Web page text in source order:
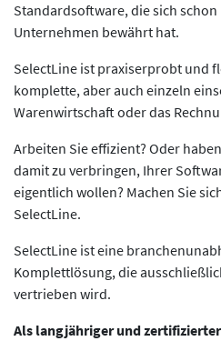
Standardsoftware, die sich
Unternehmen bewährt hat.
SelectLine ist praxiserprobt und
komplette, aber auch einzeln
Warenwirtschaft oder das
Arbeiten Sie effizient? Oder
damit zu verbringen, Ihrer
eigentlich wollen? Machen Sie
SelectLine.
SelectLine ist eine
Komplettlösung, die
vertrieben wird.
Als langjähriger und